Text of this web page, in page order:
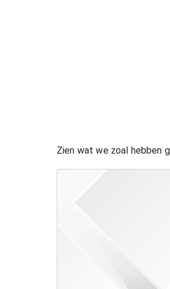
Zien wat we zoal hebben